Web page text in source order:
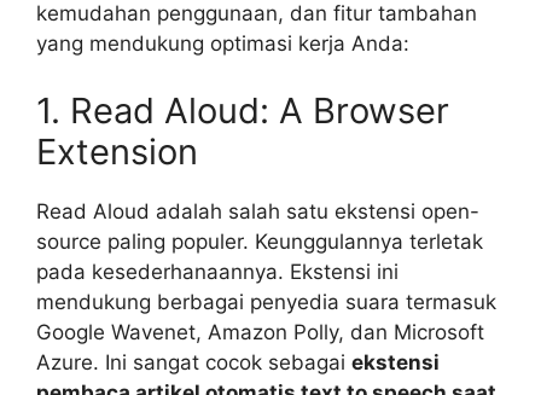
kemudahan penggunaan, dan fitur tambahan
yang mendukung optimasi kerja Anda:
1. Read Aloud: A Browser
Extension
Read Aloud adalah salah satu ekstensi open-
source paling populer. Keunggulannya terletak
pada kesederhanaannya. Ekstensi ini
mendukung berbagai penyedia suara termasuk
Google Wavenet, Amazon Polly, dan Microsoft
Azure. Ini sangat cocok sebagai ekstensi